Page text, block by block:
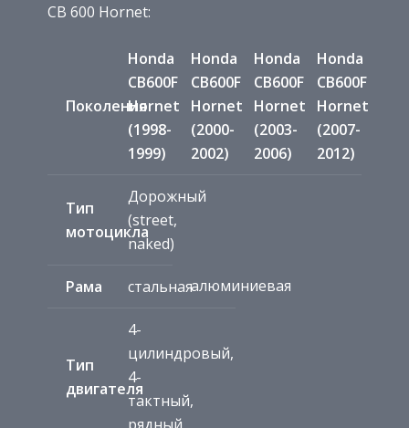
CB 600 Hornet:
Поколения
Honda
CB600F
Hornet
(1998-
1999)
Honda
CB600F
Hornet
(2000-
2002)
Honda
CB600F
Hornet
(2003-
2006)
Honda
CB600F
Hornet
(2007-
2012)
Тип
мотоцикла
Дорожный
(street,
naked)
Рама стальнаяалюминиевая
Тип
двигателя
4-
цилиндровый,
4-
тактный,